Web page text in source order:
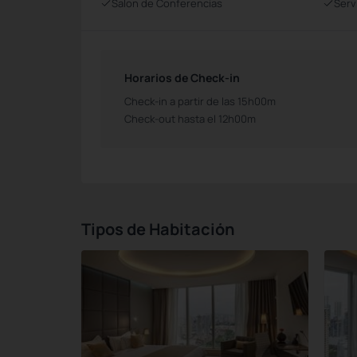
Salon de Conferencias
Horarios de Check-in
Check-in a partir de las 15h00m
Check-out hasta el 12h00m
Tipos de Habitación